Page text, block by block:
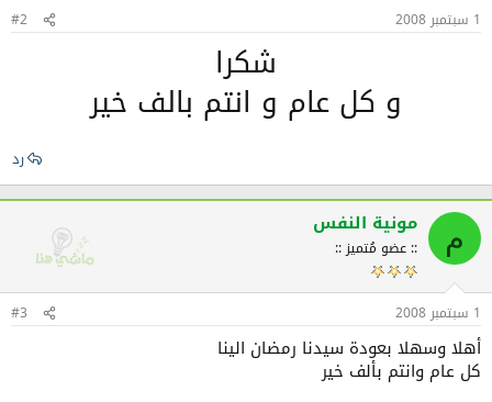
1 سبتمبر 2008 #2
شكرا
و كل عام و انتم بالف خير
رد
م مونية النفس
:: عضو مُتميز ::
1 سبتمبر 2008 #3
أهلا وسهلا بعودة سيدنا رمضان الينا
كل عام وانتم بألف خير